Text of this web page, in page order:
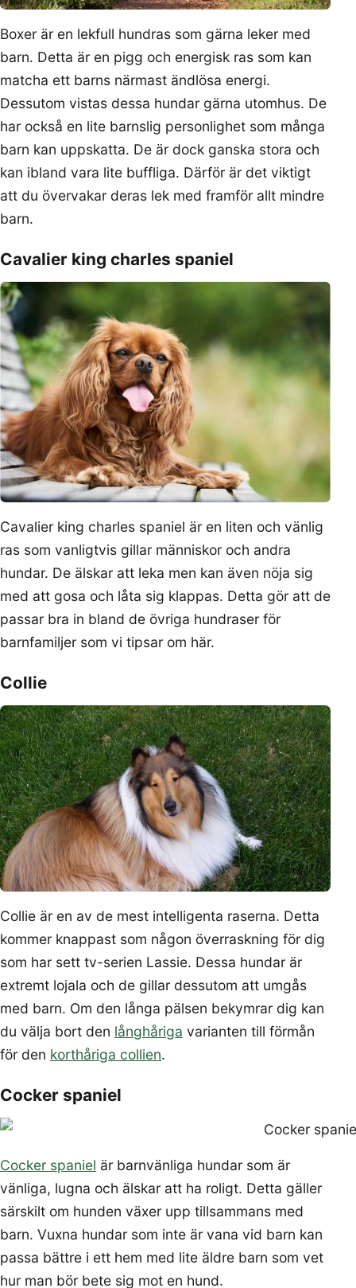
Boxer är en lekfull hundras som gärna leker med
barn. Detta är en pigg och energisk ras som kan
matcha ett barns närmast ändlösa energi.
Dessutom vistas dessa hundar gärna utomhus. De
har också en lite barnslig personlighet som många
barn kan uppskatta. De är dock ganska stora och
kan ibland vara lite buffliga. Därför är det viktigt
att du övervakar deras lek med framför allt mindre
barn.
Cavalier king charles spaniel
Cavalier king charles spaniel är en liten och vänlig
ras som vanligtvis gillar människor och andra
hundar. De älskar att leka men kan även nöja sig
med att gosa och låta sig klappas. Detta gör att de
passar bra in bland de övriga hundraser för
barnfamiljer som vi tipsar om här.
Collie
Collie är en av de mest intelligenta raserna. Detta
kommer knappast som någon överraskning för dig
som har sett tv-serien Lassie. Dessa hundar är
extremt lojala och de gillar dessutom att umgås
med barn. Om den långa pälsen bekymrar dig kan
du välja bort den långhåriga varianten till förmån
för den korthåriga collien.
Cocker spaniel
Cocker spaniel är barnvänliga hundar som är
vänliga, lugna och älskar att ha roligt. Detta gäller
särskilt om hunden växer upp tillsammans med
barn. Vuxna hundar som inte är vana vid barn kan
passa bättre i ett hem med lite äldre barn som vet
hur man bör bete sig mot en hund.